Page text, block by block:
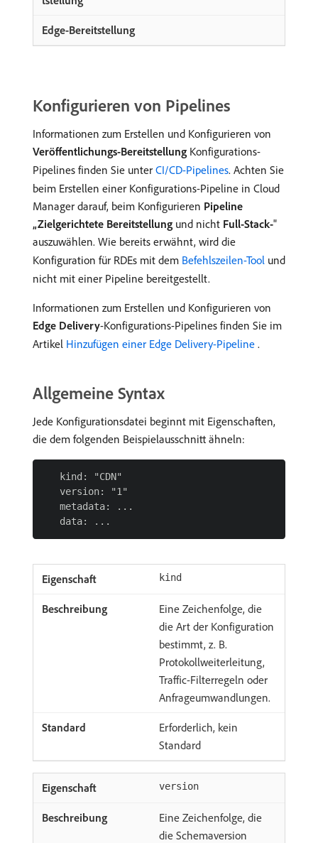
Konfigurieren von Pipelines
Informationen zum Erstellen und Konfigurieren von
Veröffentlichungs-Bereitstellung Konfigurations-
Pipelines finden Sie unter CI/CD-Pipelines. Achten Sie
beim Erstellen einer Konfigurations-Pipeline in Cloud
Manager darauf, beim Konfigurieren Pipeline
„Zielgerichtete Bereitstellung und nicht Full-Stack-"
auszuwählen. Wie bereits erwähnt, wird die
Konfiguration für RDEs mit dem Befehlszeilen-Tool und
nicht mit einer Pipeline bereitgestellt.
Informationen zum Erstellen und Konfigurieren von
Edge Delivery-Konfigurations-Pipelines finden Sie im
Artikel Hinzufügen einer Edge Delivery-Pipeline .
Allgemeine Syntax
Jede Konfigurationsdatei beginnt mit Eigenschaften,
die dem folgenden Beispielausschnitt ähneln:
   kind: "CDN"
   version: "1"
   metadata: ...
kind
Eine Zeichenfolge, die
die Art der Konfiguration
bestimmt, z. B.
Protokollweiterleitung,
Traffic-Filterregeln oder
Anfrageumwandlungen.
Erforderlich, kein
Standard
version
Eine Zeichenfolge, die
die Schemaversion